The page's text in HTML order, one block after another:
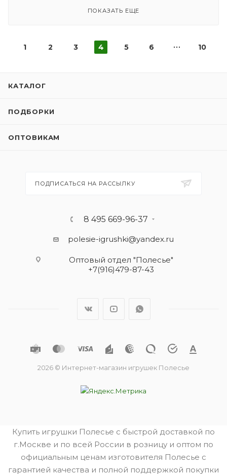
ПОКАЗАТЬ ЕЩЕ
1 2 3 4 5 6 10
КАТАЛОГ
ПОДБОРКИ
ОПТОВИКАМ
ПОДПИСАТЬСЯ НА РАССЫЛКУ
8 495 669-96-37
polesie-igrushki@yandex.ru
Оптовый отдел "Полесье"
+7(916)479-87-43
2026 © Интернет-магазин игрушек Полесье
Купить игрушки Полесье с быстрой доставкой по
г.Москве и по всей России в розницу и оптом по
официальным ценам изготовителя Полесье с
гарантией качества и полной поддержкой покупки